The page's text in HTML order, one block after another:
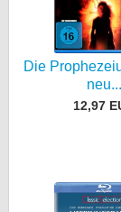
Die
neu...
12,97